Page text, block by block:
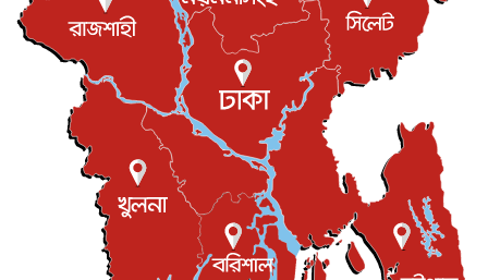
যুক্তরাজ্যে বসবাসরত জাতীয়তাবাদী কুলাউড়াবাসীর মত বিনিময়
সভা...
ইউকে কমিউনিটি ৫ আগস্ট, ২০২৬
প্রধানমন্ত্রীকে সৌদি আরব সফরের আমন্ত্রণ
জাতীয় ৫ আগস্ট, ২০২৬
জুলাই গণ-অভ্যুত্থান দিবস আজ, স্মরণে দেশজুড়ে কর্মসূচি
জাতীয় ৫ আগস্ট, ২০২৬
জনগণ পরিবর্তন চেয়েছে বলেই জুলাই আন্দোলন সফল :
৫ আগস্ট, ২০২৬